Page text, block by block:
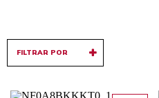
FILTRAR POR